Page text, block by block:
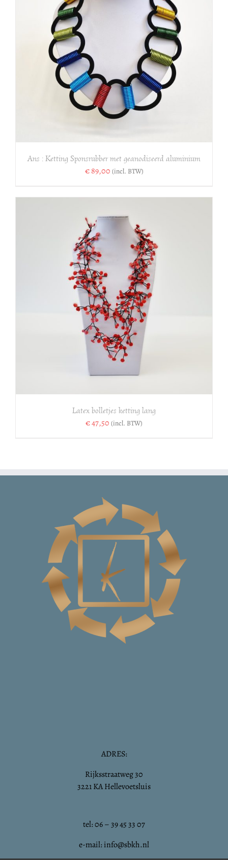
Ans : Ketting Sponsrubber met geanodiseerd aluminium
€89,00 (incl. BTW)
Latex bolletjes ketting lang
€47,50 (incl. BTW)
ADRES:
Rijksstraatweg 30
3221 KA Hellevoetsluis
tel: 06 – 39 45 33 07
e-mail: info@sbkh.nl